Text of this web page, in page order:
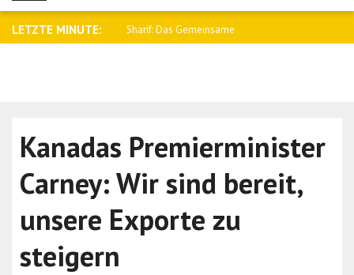
LETZTE MINUTE:
Menschen durch Sharif: Das Gemeinsame
Kanadas Premierminister
Carney: Wir sind bereit,
unsere Exporte zu
steigern